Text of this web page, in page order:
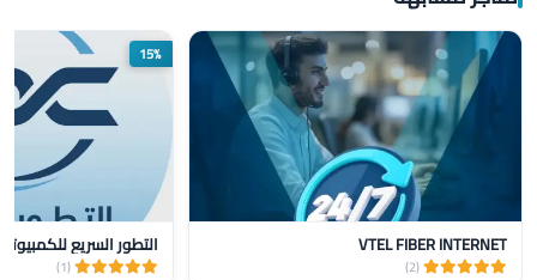
VTEL FIBER INTERNET
(2)
15%
التطور السريع للكمبيوتر
(1)